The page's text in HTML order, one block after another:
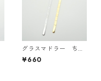
グラスマドラー ちん
あなご にしきあなご
¥660